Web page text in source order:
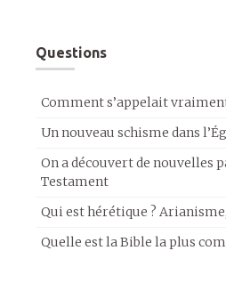
Questions
Comment s’appelait vraiment
Un nouveau schisme dans
On a découvert de nouvelles
Testament
Qui est hérétique ?
Quelle est la Bible la plus